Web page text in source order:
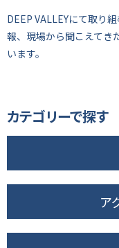
DEEP VALLEYにて取り
報、現場から聞こえてき
います。
カテゴリーで探す
ア